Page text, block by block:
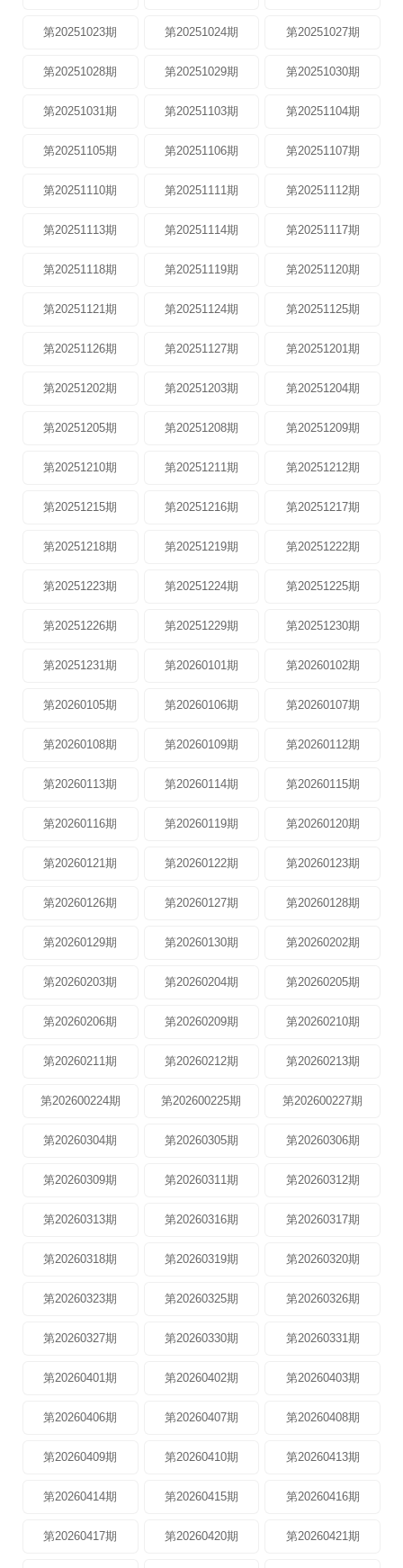
第20251023期 第20251024期 第20251027期
第20251028期 第20251029期 第20251030期
第20251031期 第20251103期 第20251104期
第20251105期 第20251106期 第20251107期
第20251110期 第20251111期 第20251112期
第20251113期 第20251114期 第20251117期
第20251118期 第20251119期 第20251120期
第20251121期 第20251124期 第20251125期
第20251126期 第20251127期 第20251201期
第20251202期 第20251203期 第20251204期
第20251205期 第20251208期 第20251209期
第20251210期 第20251211期 第20251212期
第20251215期 第20251216期 第20251217期
第20251218期 第20251219期 第20251222期
第20251223期 第20251224期 第20251225期
第20251226期 第20251229期 第20251230期
第20251231期 第20260101期 第20260102期
第20260105期 第20260106期 第20260107期
第20260108期 第20260109期 第20260112期
第20260113期 第20260114期 第20260115期
第20260116期 第20260119期 第20260120期
第20260121期 第20260122期 第20260123期
第20260126期 第20260127期 第20260128期
第20260129期 第20260130期 第20260202期
第20260203期 第20260204期 第20260205期
第20260206期 第20260209期 第20260210期
第20260211期 第20260212期 第20260213期
第202600224期 第202600225期 第202600227期
第20260304期 第20260305期 第20260306期
第20260309期 第20260311期 第20260312期
第20260313期 第20260316期 第20260317期
第20260318期 第20260319期 第20260320期
第20260323期 第20260325期 第20260326期
第20260327期 第20260330期 第20260331期
第20260401期 第20260402期 第20260403期
第20260406期 第20260407期 第20260408期
第20260409期 第20260410期 第20260413期
第20260414期 第20260415期 第20260416期
第20260417期 第20260420期 第20260421期